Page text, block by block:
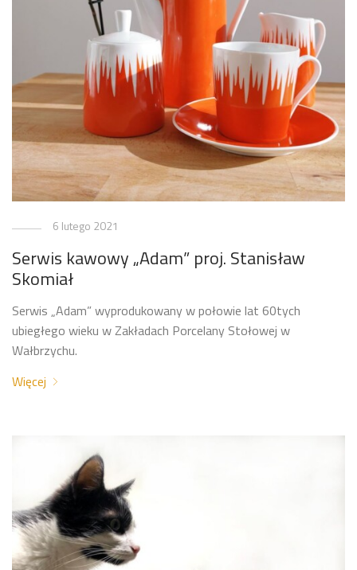
6 lutego 2021
Serwis kawowy „Adam” proj. Stanisław
Skomiał
Serwis „Adam” wyprodukowany w połowie lat 60tych
ubiegłego wieku w Zakładach Porcelany Stołowej w
Wałbrzychu.
Więcej